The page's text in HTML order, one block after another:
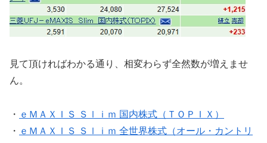
見て頂ければわかる通り、相変わらず全然数が増えませ
ん。
・ ｅＭＡＸＩＳ Ｓｌｉｍ 国内株式（ＴＯＰＩＸ）
・ ｅＭＡＸＩＳ Ｓｌｉｍ 全世界株式（オール・カントリ